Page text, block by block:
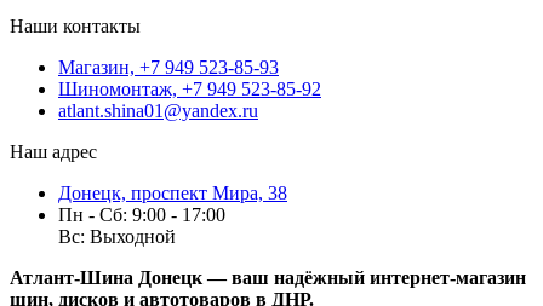
Наши контакты
Магазин, +7 949 523-85-93
Шиномонтаж, +7 949 523-85-92
atlant.shina01@yandex.ru
Наш адрес
Донецк, проспект Мира, 38
Пн - Сб: 9:00 - 17:00
Вс: Выходной
Атлант-Шина Донецк — ваш надёжный интернет-магазин
шин, дисков и автотоваров в ДНР.